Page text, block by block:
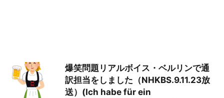
爆笑問題リアルボイス・ベルリンで通
訳担当をしました（NHKBS.9.11.23放
送）(Ich habe für ein